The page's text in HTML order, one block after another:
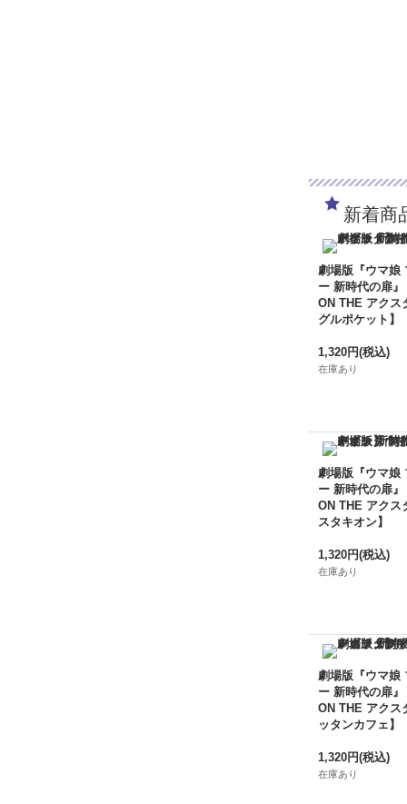
新着商
劇場版『ウマ娘
ー 新時代の扉』
ON THE アクス
グルポケット】
1,320円(税込)
在庫あり
劇場版『ウマ娘
ー 新時代の扉』
ON THE アクス
スタキオン】
1,320円(税込)
在庫あり
劇場版『ウマ娘
ー 新時代の扉』
ON THE アクス
ッタンカフェ】
1,320円(税込)
在庫あり